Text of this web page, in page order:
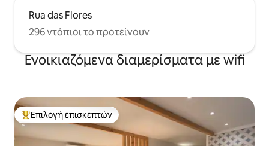
Rua das Flores
296 ντόπιοι το προτείνουν
Ενοικιαζόμενα διαμερίσματα με wifi
Κορυφαία επιλογή επισκεπτών
Επιλογή επισκεπτών